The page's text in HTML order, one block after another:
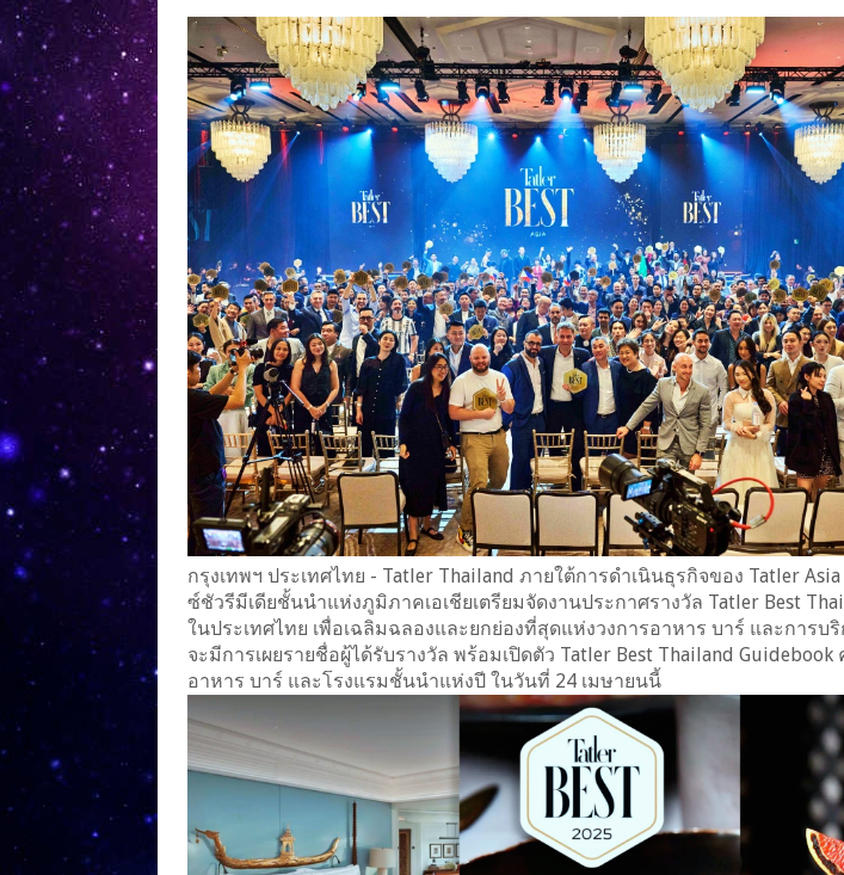
กรุงเทพฯ ประเทศไทย - Tatler Thailand ภายใต้การดำเนินธุรกิจของ Tatler
ซ์ชัวรีมีเดียชั้นนำแห่งภูมิภาคเอเชียเตรียมจัดงานประกาศรางวัล Tatler Best
ในประเทศไทย เพื่อเฉลิมฉลองและยกย่องที่สุดแห่งวงการอาหาร บาร์ และการบ
จะมีการเผยรายชื่อผู้ได้รับรางวัล พร้อมเปิดตัว Tatler Best Thailand
อาหาร บาร์ และโรงแรมชั้นนำแห่งปี ในวันที่ 24 เมษายนนี้